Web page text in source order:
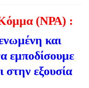
Κόμμα (ΝΡΑ) :
και
εμποδίσουμε
στην εξουσία